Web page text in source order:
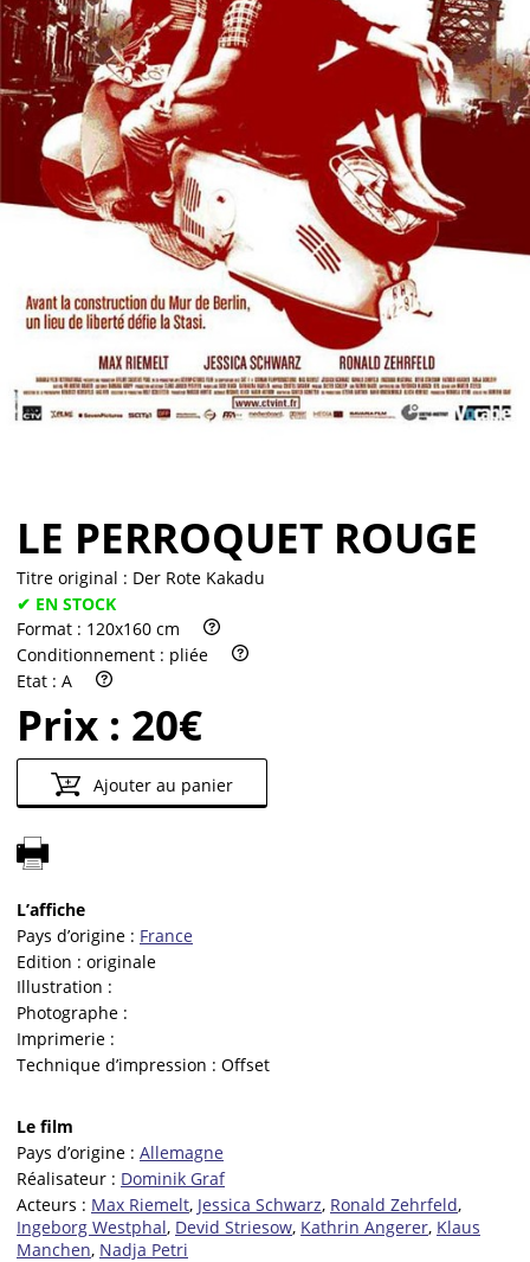
Vendre
LE PERROQUET ROUGE
Titre original : Der Rote Kakadu
✔ EN STOCK
Format : 120x160 cm
Conditionnement : pliée
Etat : A
Prix : 20€
Ajouter au panier
L’affiche
Pays d’origine : France
Edition : originale
Illustration :
Photographe :
Imprimerie :
Technique d’impression : Offset
Le film
Pays d’origine : Allemagne
Réalisateur : Dominik Graf
Acteurs : Max Riemelt, Jessica Schwarz, Ronald Zehrfeld,
Ingeborg Westphal, Devid Striesow, Kathrin Angerer, Klaus
Manchen, Nadja Petri